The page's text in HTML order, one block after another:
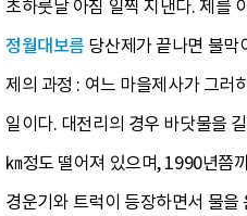
초하룻날 아침 일찍 지낸다. 제를
정월대보름 당산제가 끝나면 불막
제의 과정 : 여느 마을제사가 그러
일이다. 대전리의 경우 바닷물을
㎞정도 떨어져 있으며, 1990년쯤
경운기와 트럭이 등장하면서 물